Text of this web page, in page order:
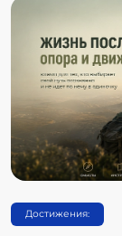
Достижения: